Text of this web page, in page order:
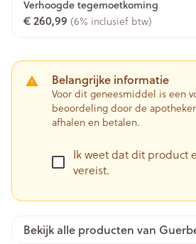
Verhoogde tegemoetkoming
€ 260,99 (6% inclusief btw)
Belangrijke informatie
Voor dit geneesmiddel is een
beoordeling door de
afhalen en betalen.
Ik weet dat dit product
vereist.
Bekijk alle producten van